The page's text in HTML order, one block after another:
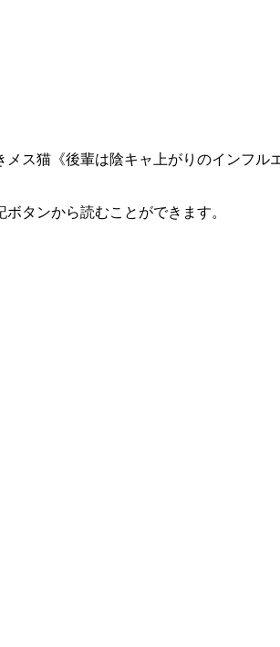
ス猫《後輩は陰キャ上がりのインフ
タンから読むことができます。